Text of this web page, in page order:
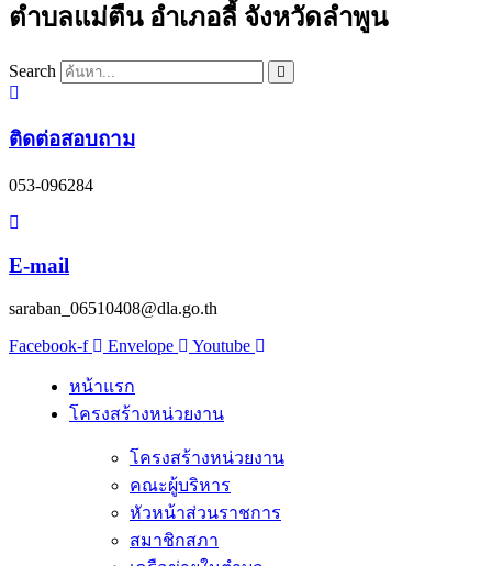
ตำบลแม่ตืน อำเภอลี้ จังหวัดลำพูน
Search
ติดต่อสอบถาม
053-096284
E-mail
saraban_06510408@dla.go.th
Facebook-f
Envelope Youtube
หน้าแรก
โครงสร้างหน่วยงาน
โครงสร้างหน่วยงาน
คณะผู้บริหาร
หัวหน้าส่วนราชการ
สมาชิกสภา